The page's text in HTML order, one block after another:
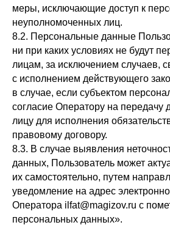
меры, исключающие доступ к
неуполномоченных лиц.
8.2. Персональные данные
ни при каких условиях не будут
лицам, за исключением случаев,
с исполнением действующего
в случае, если субъектом
согласие Оператору на передачу
лицу для исполнения
правовому договору.
8.3. В случае выявления
данных, Пользователь может
их самостоятельно, путем
уведомление на адрес
Оператора ilfat@magizov.ru с
персональных данных».